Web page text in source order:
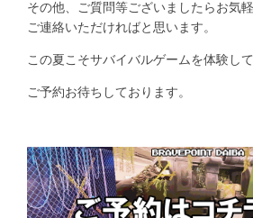
その他、ご質問等ございましたらお気
ご連絡いただければと思います。
この夏こそサバイバルゲームを体験し
ご予約お待ちしております。